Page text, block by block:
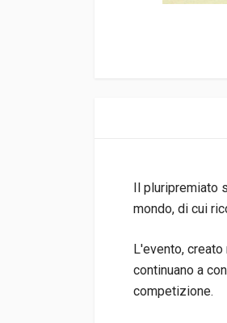
Il pluripremiato
mondo, di cui
L'evento, creato
continuano a
competizione.